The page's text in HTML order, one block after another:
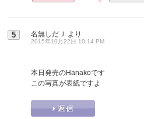
5 名無しだＪ より
2015年10月22日 10:14 PM
本日発売のHanakoです
この写真が表紙ですよ